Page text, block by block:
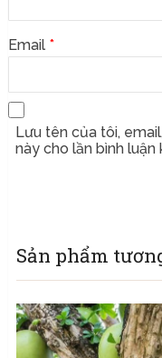
Email *
Lưu tên của tôi,
này cho lần bình luận
Sản phẩm